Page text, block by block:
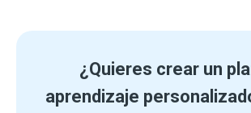
¿Quieres crear un
aprendizaje